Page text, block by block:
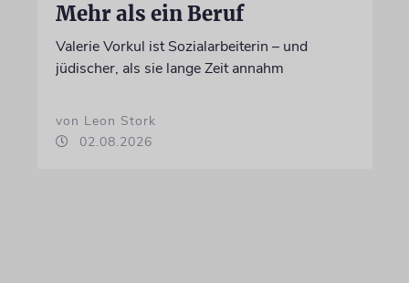
Mehr als ein Beruf
Valerie Vorkul ist Sozialarbeiterin – und
jüdischer, als sie lange Zeit annahm
von Leon Stork
02.08.2026